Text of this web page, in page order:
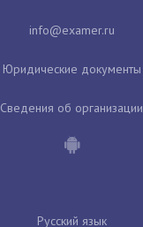
Юридические документы
Сведения об организации
Русский язык